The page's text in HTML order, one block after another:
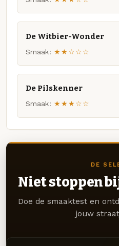
De Witbier-Wonder
Smaak: ★★☆☆☆
De Pilskenner
Smaak: ★★★☆☆
DE
Niet stoppen
Doe de smaaktest en
jouw